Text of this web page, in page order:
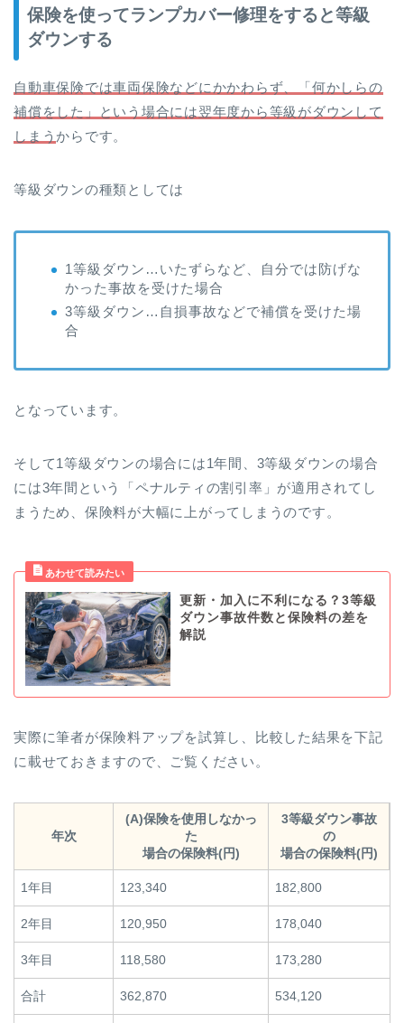
保険を使ってランプカバー修理をすると等級
ダウンする
自動車保険では車両保険などにかかわらず、「何かしらの
補償をした」という場合には翌年度から等級がダウンして
しまう からです。
等級ダウンの種類としては
1等級ダウン…いたずらなど、自分では防げな
かった事故を受けた場合
3等級ダウン…自損事故などで補償を受けた場
合
となっています。
そして1等級ダウンの場合には1年間、3等級ダウンの場合
には3年間という「ペナルティの割引率」が適用されてし
まうため、保険料が大幅に上がってしまうのです。
更新・加入に不利になる？3等級
ダウン事故件数と保険料の差を
解説
実際に筆者が保険料アップを試算し、比較した結果を下記
に載せておきますので、ご覧ください。
年次
(A)保険を使用しなかっ
た
場合の保険料(円)
3等級ダウン事故
の
場合の保険料(円)
1年目 123,340 182,800
2年目 120,950 178,040
3年目 118,580 173,280
合計 362,870 534,120